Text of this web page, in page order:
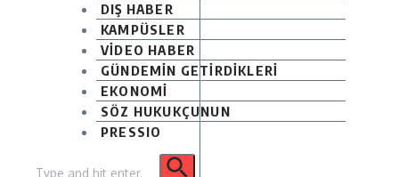
DIŞ HABER
KAMPÜSLER
VİDEO HABER
GÜNDEMİN GETİRDİKLERİ
EKONOMİ
SÖZ HUKUKÇUNUN
PRESSIO